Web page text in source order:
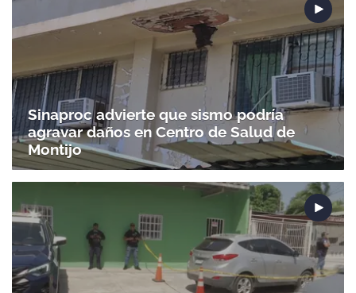
Sinaproc advierte que sismo podría
agravar daños en Centro de Salud de
Montijo